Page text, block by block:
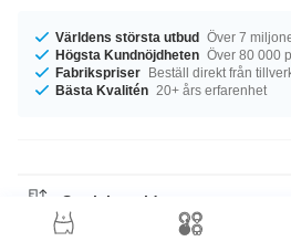
Världens största utbud Över 7
Högsta Kundnöjdheten Över 80 000
Fabrikspriser Beställ direkt från
Bästa Kvalitén 20+ års erfarenhet
Storleksguide